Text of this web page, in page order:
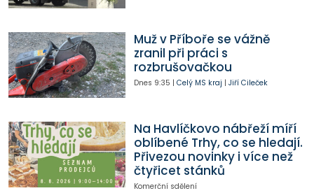
Muž v Příboře se vážně
zranil při práci s
rozbrušovačkou
Dnes 9:35 | Celý MS kraj | Jiří Cileček
Na Havlíčkovo nábřeží míří
oblíbené Trhy, co se hledají.
Přivezou novinky i více než
čtyřicet stánků
Komerční sdělení